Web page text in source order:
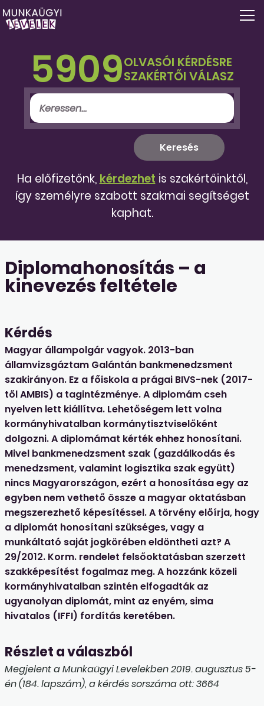
5909OLVASÓI KÉRDÉSRE
SZAKÉRTŐI VÁLASZ
Ha előfizetőnk, kérdezhet is szakértőinktől,
így személyre szabott szakmai segítséget
kaphat.
Diplomahonosítás – a
kinevezés feltétele
Kérdés
Magyar állampolgár vagyok. 2013-ban
államvizsgáztam Galántán bankmenedzsment
szakirányon. Ez a főiskola a prágai BIVS-nek (2017-
től AMBIS) a tagintézménye. A diplomám cseh
nyelven lett kiállítva. Lehetőségem lett volna
kormányhivatalban kormánytisztviselőként
dolgozni. A diplomámat kérték ehhez honosítani.
Mivel bankmenedzsment szak (gazdálkodás és
menedzsment, valamint logisztika szak együtt)
nincs Magyarországon, ezért a honosítása egy az
egyben nem vethető össze a magyar oktatásban
megszerezhető képesítéssel. A törvény előírja, hogy
a diplomát honosítani szükséges, vagy a
munkáltató saját jogkörében eldöntheti azt? A
29/2012. Korm. rendelet felsőoktatásban szerzett
szakképesítést fogalmaz meg. A hozzánk közeli
kormányhivatalban szintén elfogadták az
ugyanolyan diplomát, mint az enyém, sima
hivatalos (IFFI) fordítás keretében.
Részlet a válaszból
Megjelent a Munkaügyi Levelekben 2019. augusztus 5-
én (184. lapszám), a kérdés sorszáma ott: 3664